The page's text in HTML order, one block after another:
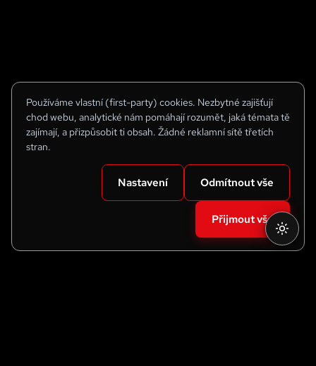
Používáme vlastní (first-party) cookies. Nezbytné zajišťují
chod webu, analytické nám pomáhají rozumět, jaká témata tě
zajímají, a přizpůsobit ti obsah. Žádné reklamní sítě třetích
stran.
Nastavení Odmítnout vše
Přijmout vše